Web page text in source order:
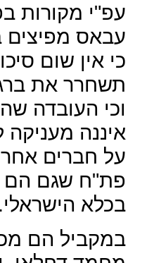
עפ"י מקורות
עבאס מפיצים
כי אין שום
תשחרר את
וכי העובדה
איננה מעניקה
על חברים
פת"ח שגם הם
בכלא הישראלי.
במקביל הם